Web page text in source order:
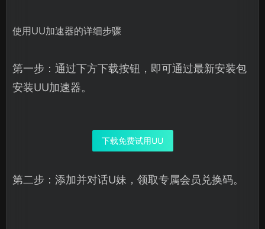
使用UU加速器的详细步骤
第一步：通过下方下载按钮，即可通过最新安装包
安装UU加速器。
下载免费试用UU
第二步：添加并对话U妹，领取专属会员兑换码。